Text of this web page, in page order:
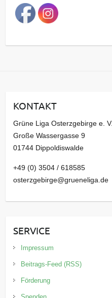
a
g
a
v
KONTAKT
Grüne Liga Osterzgebirge e. V.
Große Wassergasse 9
01744 Dippoldiswalde
+49 (0) 3504 / 618585
osterzgebirge@grueneliga.de
SERVICE
Impressum
Beitrags-Feed (RSS)
Förderung